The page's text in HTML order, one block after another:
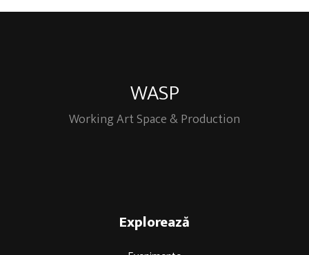
WASP
Working Art Space & Production
Explorează